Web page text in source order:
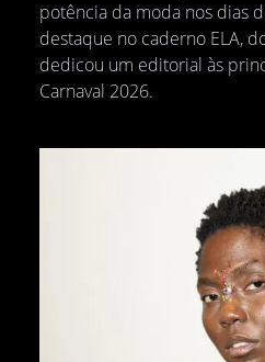
potência da moda nos dias
destaque no caderno ELA,
dedicou um editorial às
Carnaval 2026.